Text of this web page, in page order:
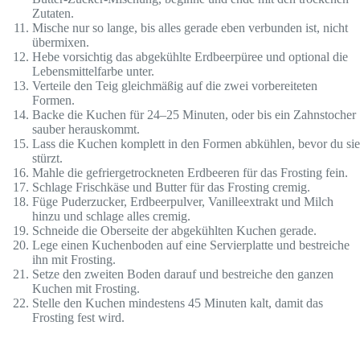
Zutaten.
Mische nur so lange, bis alles gerade eben verbunden ist, nicht
übermixen.
Hebe vorsichtig das abgekühlte Erdbeerpüree und optional die
Lebensmittelfarbe unter.
Verteile den Teig gleichmäßig auf die zwei vorbereiteten
Formen.
Backe die Kuchen für 24–25 Minuten, oder bis ein Zahnstocher
sauber herauskommt.
Lass die Kuchen komplett in den Formen abkühlen, bevor du sie
stürzt.
Mahle die gefriergetrockneten Erdbeeren für das Frosting fein.
Schlage Frischkäse und Butter für das Frosting cremig.
Füge Puderzucker, Erdbeerpulver, Vanilleextrakt und Milch
hinzu und schlage alles cremig.
Schneide die Oberseite der abgekühlten Kuchen gerade.
Lege einen Kuchenboden auf eine Servierplatte und bestreiche
ihn mit Frosting.
Setze den zweiten Boden darauf und bestreiche den ganzen
Kuchen mit Frosting.
Stelle den Kuchen mindestens 45 Minuten kalt, damit das
Frosting fest wird.